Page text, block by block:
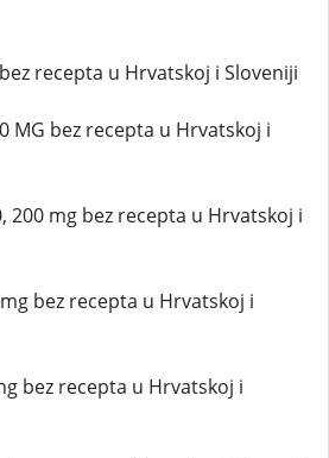
recepta u Hrvatskoj i Sloveniji
MG bez recepta u Hrvatskoj i
200 mg bez recepta u Hrvatskoj i
bez recepta u Hrvatskoj i
bez recepta u Hrvatskoj i